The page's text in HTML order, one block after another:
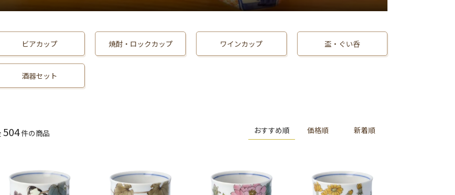
ビアカップ 焼酎・ロックカップ ワインカップ 盃・ぐい呑
酒器セット
504件の商品 おすすめ順 価格順 新着順